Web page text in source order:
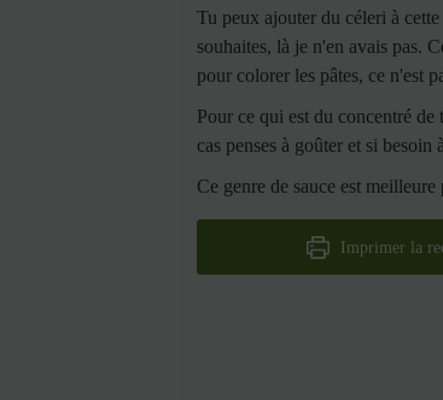
Tu peux ajouter du céleri à
souhaites, là je n'en avais pas.
pour colorer les pâtes, ce n'est
Pour ce qui est du concentré
cas penses à goûter et si besoin
Ce genre de sauce est
Imprimer la